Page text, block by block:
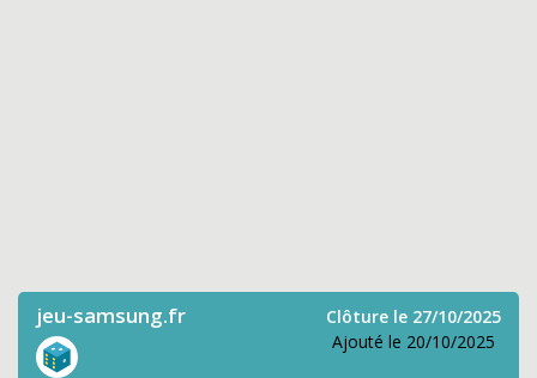
jeu-samsung.fr
Clôture le 27/10/2025
Ajouté le 20/10/2025